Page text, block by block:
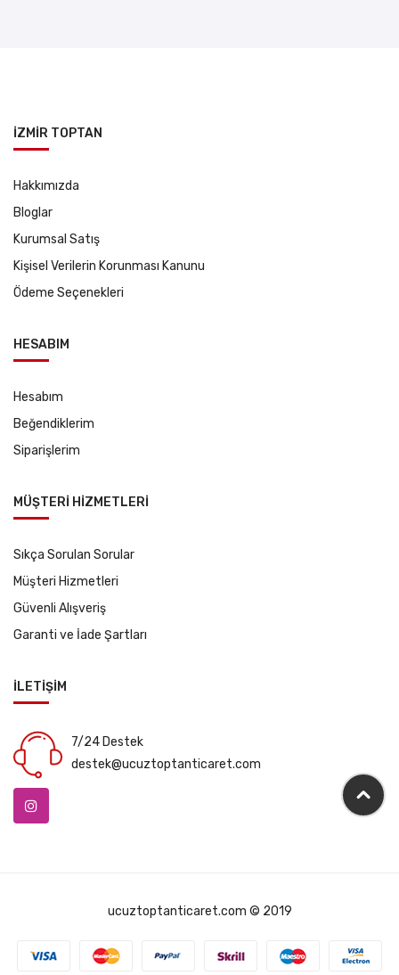
İZMİR TOPTAN
Hakkımızda
Bloglar
Kurumsal Satış
Kişisel Verilerin Korunması Kanunu
Ödeme Seçenekleri
HESABIM
Hesabım
Beğendiklerim
Siparişlerim
MÜŞTERİ HİZMETLERİ
Sıkça Sorulan Sorular
Müşteri Hizmetleri
Güvenli Alışveriş
Garanti ve İade Şartları
İLETİŞİM
7/24 Destek
destek@ucuztoptanticaret.com
ucuztoptanticaret.com © 2019